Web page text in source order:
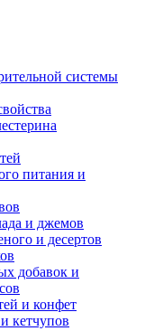
системы
питания и
и джемов
и десертов
добавок и
и конфет
кетчупов